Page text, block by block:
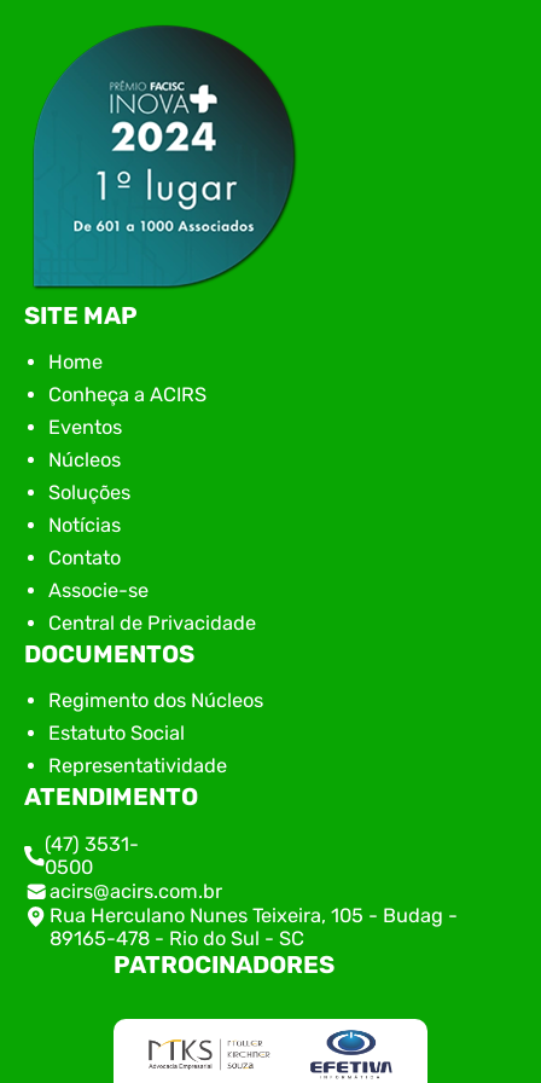
apresentação de novas iniciativas para o setor. O
encontro aconteceu em Rio…
SITE MAP
Home
Conheça a ACIRS
Eventos
Núcleos
Soluções
Notícias
Contato
Associe-se
Central de Privacidade
DOCUMENTOS
Regimento dos Núcleos
Estatuto Social
Representatividade
ATENDIMENTO
(47) 3531-
0500
acirs@acirs.com.br
Rua Herculano Nunes Teixeira, 105 - Budag -
89165-478 - Rio do Sul - SC
PATROCINADORES